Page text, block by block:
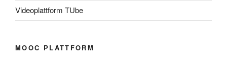
Videoplattform TUbe
MOOC PLATTFORM